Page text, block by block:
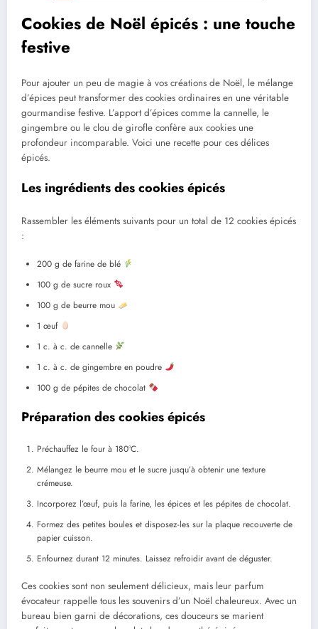
Cookies de Noël épicés : une touche
festive
Pour ajouter un peu de magie à vos créations de Noël, le mélange
d’épices peut transformer des cookies ordinaires en une véritable
gourmandise festive. L’apport d’épices comme la cannelle, le
gingembre ou le clou de girofle confère aux cookies une
profondeur incomparable. Voici une recette pour ces délices
épicés.
Les ingrédients des cookies épicés
Rassembler les éléments suivants pour un total de 12 cookies épicés
:
200 g de farine de blé
100 g de sucre roux
100 g de beurre mou
1 œuf
1 c. à c. de cannelle
1 c. à c. de gingembre en poudre
100 g de pépites de chocolat
Préparation des cookies épicés
Préchauffez le four à 180°C.
Mélangez le beurre mou et le sucre jusqu’à obtenir une texture
crémeuse.
Incorporez l’œuf, puis la farine, les épices et les pépites de chocolat.
Formez des petites boules et disposez-les sur la plaque recouverte de
papier cuisson.
Enfournez durant 12 minutes. Laissez refroidir avant de déguster.
Ces cookies sont non seulement délicieux, mais leur parfum
évocateur rappelle tous les souvenirs d’un Noël chaleureux. Avec un
bureau bien garni de décorations, ces douceurs se marient